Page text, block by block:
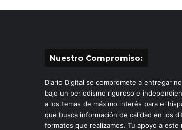
Nuestro Compromiso:
Diario Digital se compromete a entregar
bajo un periodismo riguroso e
a los temas de máximo interés para el
que busca información de calidad en los
formatos que realizamos. Tu apoyo a este